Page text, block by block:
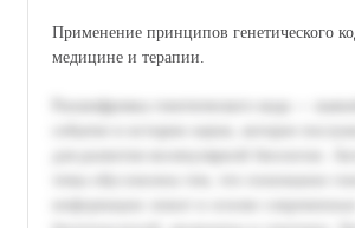
Применение принципов генетического
медицине и терапии.